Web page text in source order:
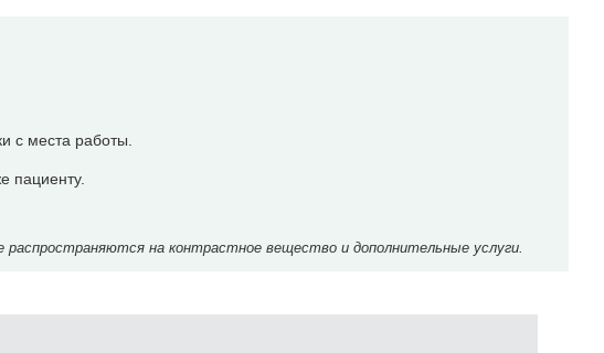
с места работы.
пациенту.
на контрастное вещество и дополнительные услуги.